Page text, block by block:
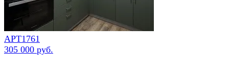
АРТ1761
305 000 руб.